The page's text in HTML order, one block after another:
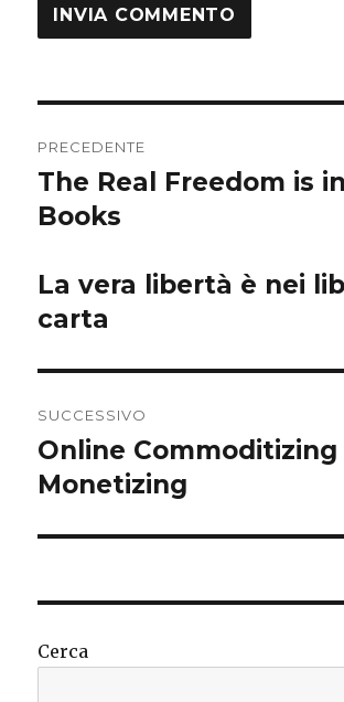
articoli
PRECEDENTE
Articolo
precedente:
The Real Freedom is
Books
La vera libertà è nei
carta
SUCCESSIVO
Articolo
successivo:
Online Commoditizing
Monetizing
Cerca